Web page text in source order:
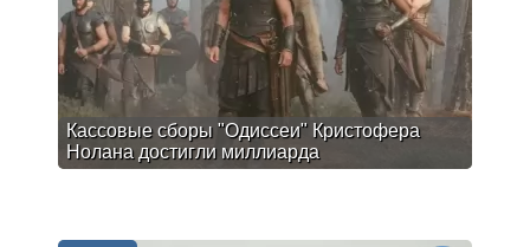
Кассовые сборы "Одиссеи" Кристофера
Нолана достигли миллиарда